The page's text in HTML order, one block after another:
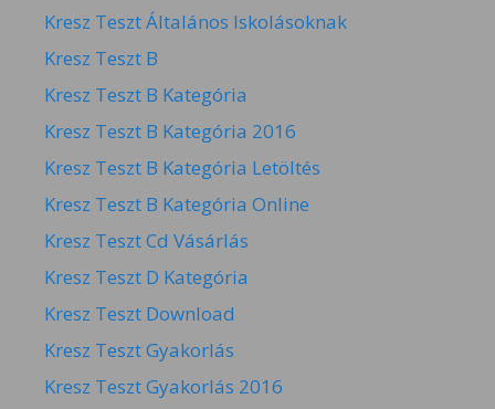
Kresz Teszt Általános Iskolásoknak
Kresz Teszt B
Kresz Teszt B Kategória
Kresz Teszt B Kategória 2016
Kresz Teszt B Kategória Letöltés
Kresz Teszt B Kategória Online
Kresz Teszt Cd Vásárlás
Kresz Teszt D Kategória
Kresz Teszt Download
Kresz Teszt Gyakorlás
Kresz Teszt Gyakorlás 2016